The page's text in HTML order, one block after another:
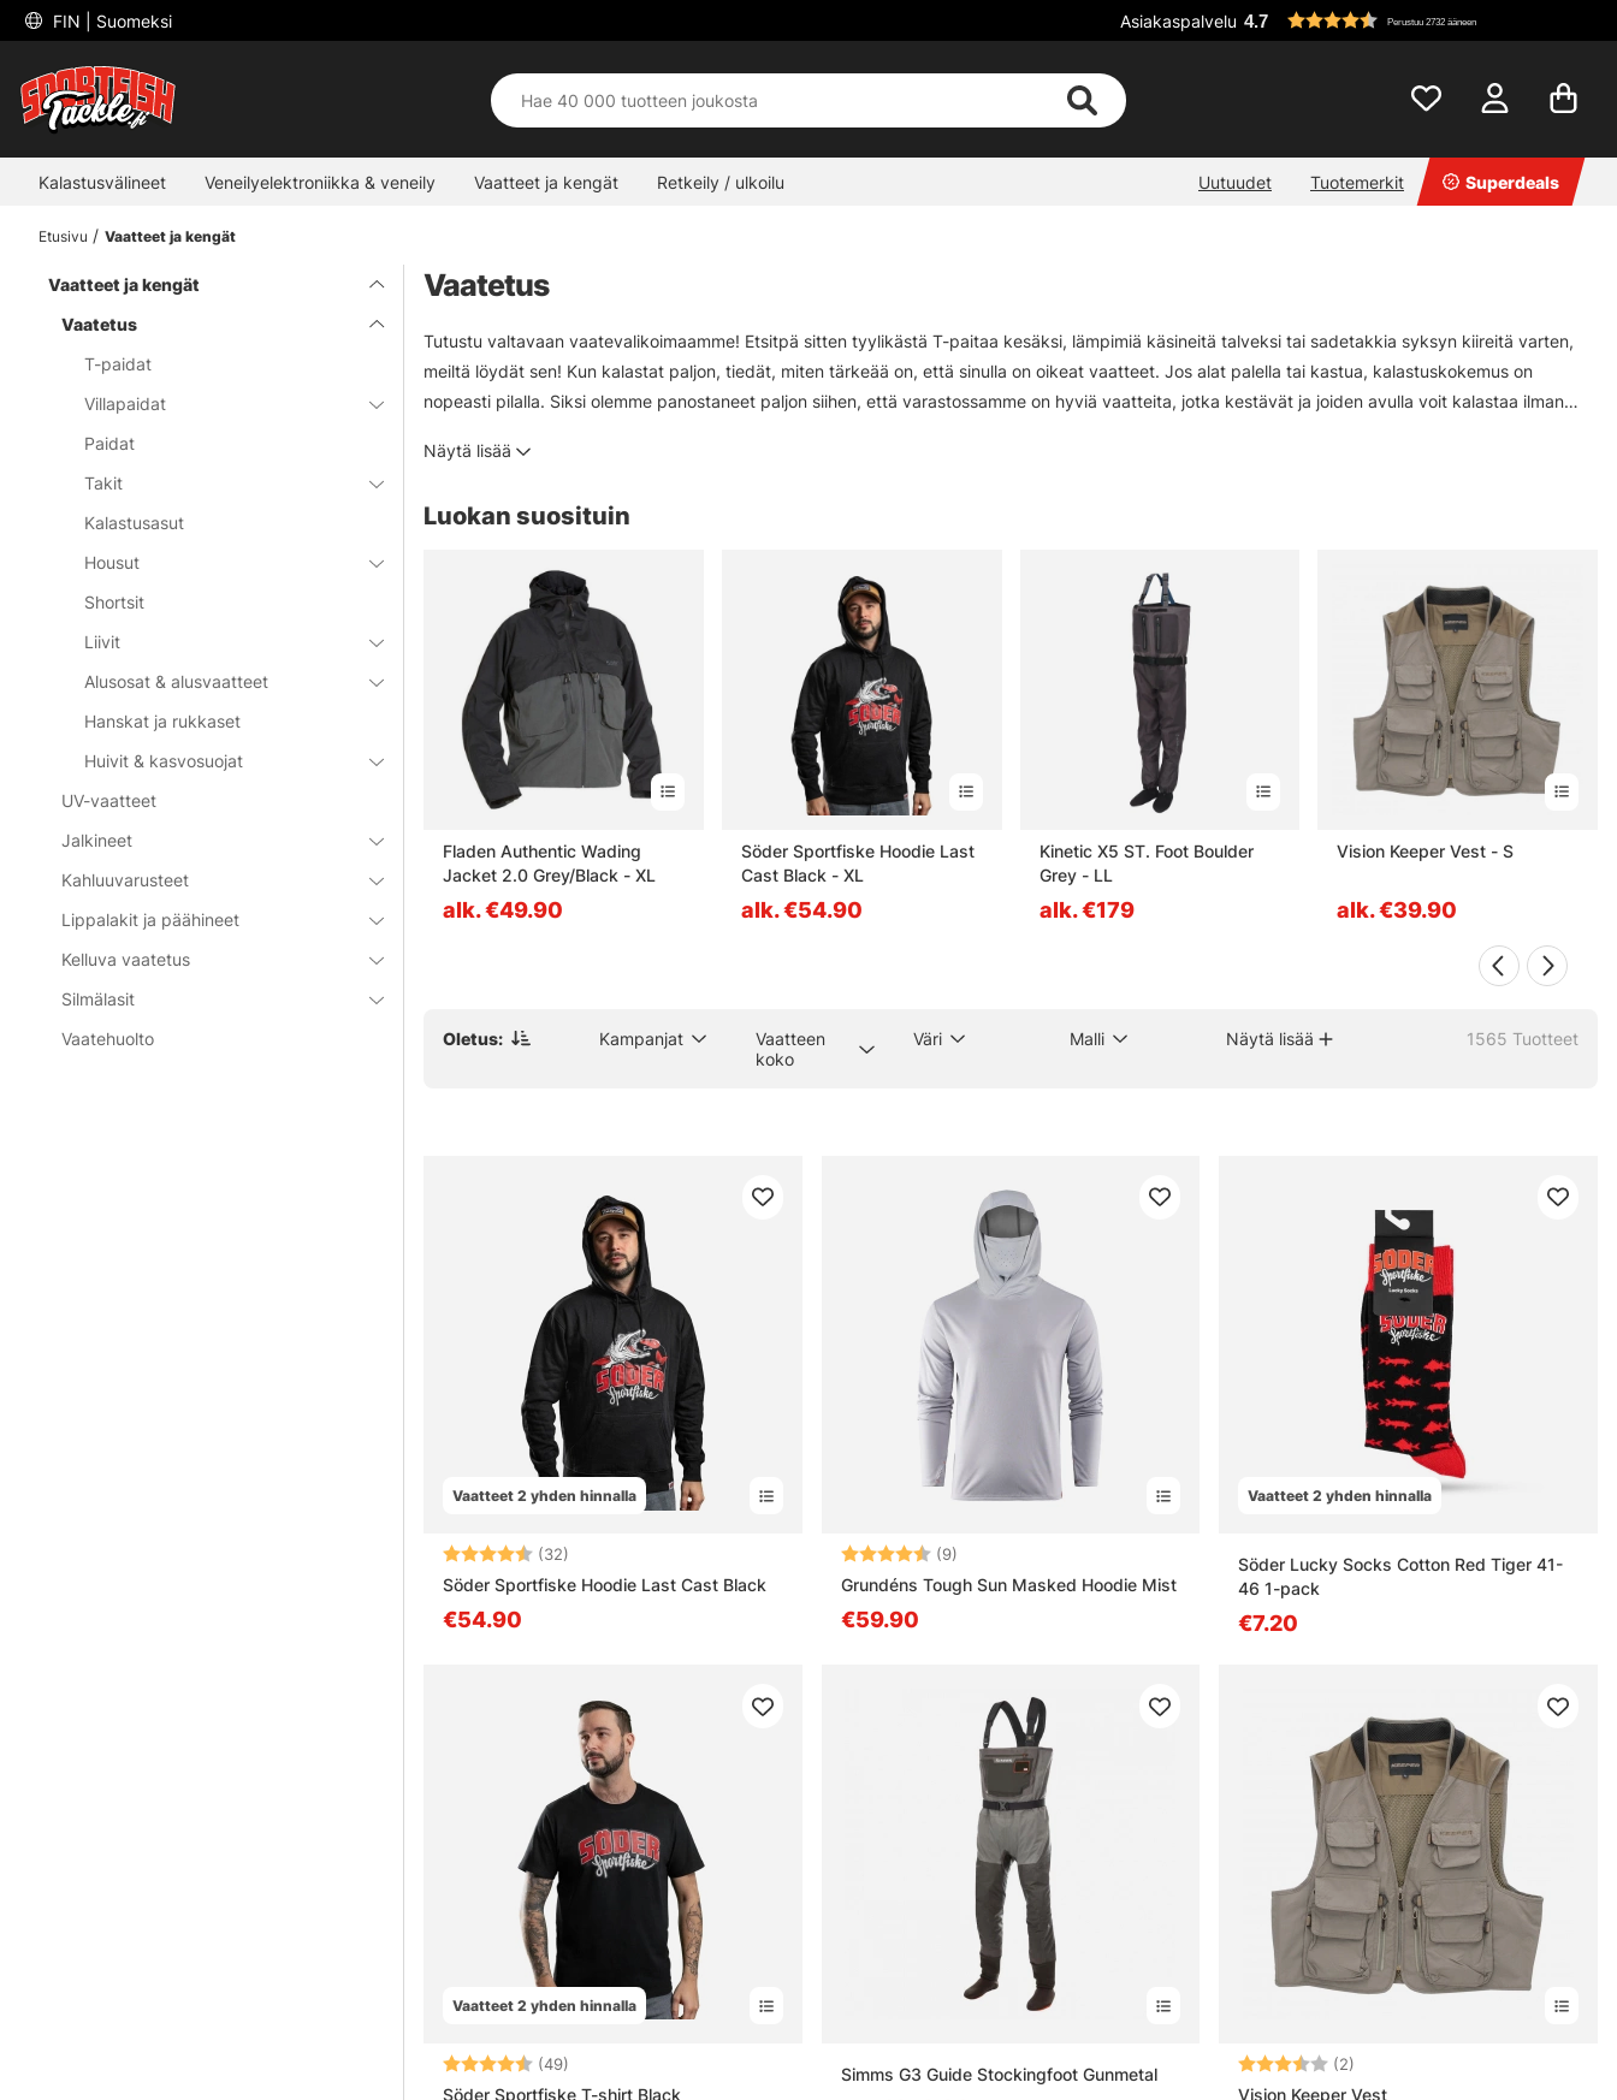
FIN | Suomeksi Asiakaspalvelu 4.7 Perustuu 2732 ääneen
Kalastusvälineet Veneilyelektroniikka & veneily Vaatteet ja kengät Retkeily / ulkoilu Uutuudet Tuotemerkit Superdeals
Etusivu Vaatteet ja kengät
Vaatteet ja kengät
Vaatetus
T-paidat
Villapaidat
Paidat
Takit
Kalastusasut
Housut
Shortsit
Liivit
Alusosat & alusvaatteet
Hanskat ja rukkaset
Huivit & kasvosuojat
UV-vaatteet
Jalkineet
Kahluuvarusteet
Lippalakit ja päähineet
Kelluva vaatetus
Silmälasit
Vaatehuolto
Vaatetus
Tutustu valtavaan vaatevalikoimaamme! Etsitpä sitten tyylikästä T-paitaa kesäksi, lämpimiä käsineitä talveksi tai sadetakkia syksyn kiireitä varten,
meiltä löydät sen! Kun kalastat paljon, tiedät, miten tärkeää on, että sinulla on oikeat vaatteet. Jos alat palella tai kastua, kalastuskokemus on
nopeasti pilalla. Siksi olemme panostaneet paljon siihen, että varastossamme on hyviä vaatteita, jotka kestävät ja joiden avulla voit kalastaa ilman
Näytä lisää
Luokan suosituin
alk. €39.90
Fladen Authentic Wading
Jacket 2.0 Grey/Black - XL
alk. €49.90
Söder Sportfiske Hoodie Last
Cast Black - XL
alk. €54.90
Kinetic X5 ST. Foot Boulder
Grey - LL
alk. €179
Vision Keeper Vest - S
alk. €39.90
Oletus: Kampanjat
Vaatteen
koko
Väri Malli Näytä lisää 1565 Tuotteet
Vaatteet 2 yhden hinnalla
Arvio: (32)
Söder Sportfiske Hoodie Last Cast Black
€54.90
Arvio: (9)
Grundéns Tough Sun Masked Hoodie Mist
€59.90
Vaatteet 2 yhden hinnalla
Söder Lucky Socks Cotton Red Tiger 41-
46 1-pack
€7.20
Vaatteet 2 yhden hinnalla
Arvio: (49)
Söder Sportfiske T-shirt Black
Simms G3 Guide Stockingfoot Gunmetal
Arvio: (2)
Vision Keeper Vest